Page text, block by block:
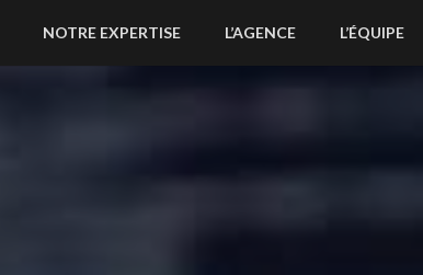
NOTRE EXPERTISE L’AGENCE L’ÉQUIPE